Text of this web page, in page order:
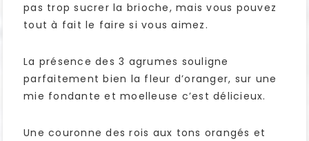
pas trop sucrer la brioche, mais vous pouvez
tout à fait le faire si vous aimez.
La présence des 3 agrumes souligne
parfaitement bien la fleur d’oranger, sur une
mie fondante et moelleuse c’est délicieux.
Une couronne des rois aux tons orangés et